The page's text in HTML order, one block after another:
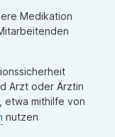
Medikation
Arzt oder Ärztin
, etwa mithilfe von
nutzen